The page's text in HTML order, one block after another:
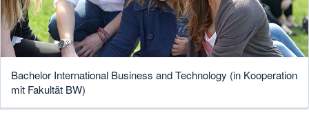
Bachelor International Business and Technology (in Kooperation
mit Fakultät BW)